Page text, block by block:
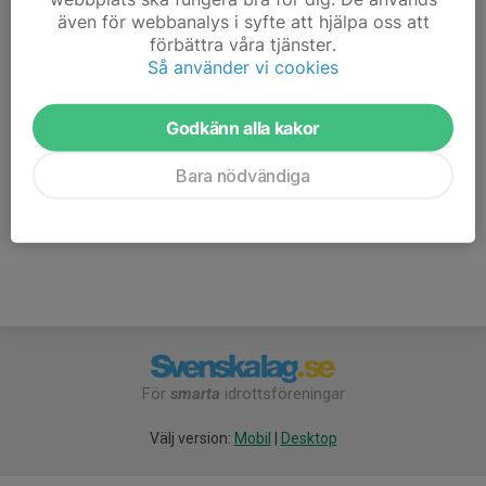
Tobias Skogsberg
070-228 71 04
Viktor Triumf
Tränare
För smarta idrottsföreningar
Välj version: Mobil Desktop
även för webbanalys i syfte att hjälpa oss att
förbättra våra tjänster.
Så använder vi cookies
Godkänn alla kakor
Bara nödvändiga